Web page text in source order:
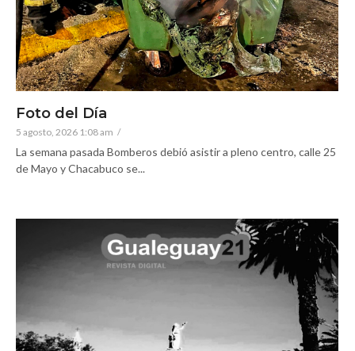
Foto del Día
5 agosto, 2026 1:08 am /
La semana pasada Bomberos debió asistir a pleno centro, calle 25
de Mayo y Chacabuco se...